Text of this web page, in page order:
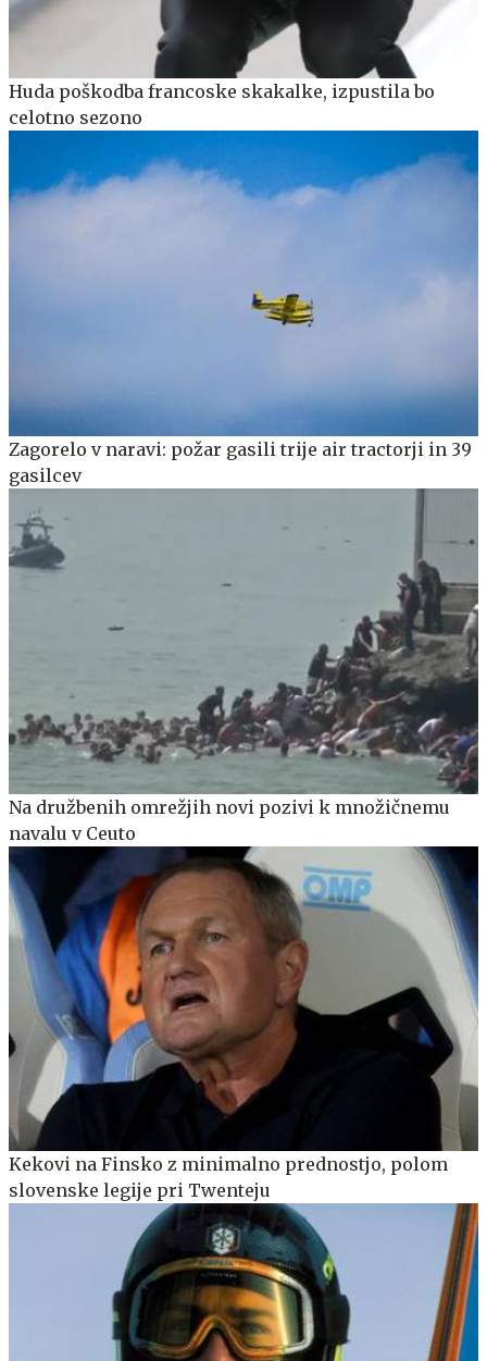
Huda poškodba francoske skakalke, izpustila bo
celotno sezono
Zagorelo v naravi: požar gasili trije air tractorji in 39
gasilcev
Na družbenih omrežjih novi pozivi k množičnemu
navalu v Ceuto
Kekovi na Finsko z minimalno prednostjo, polom
slovenske legije pri Twenteju